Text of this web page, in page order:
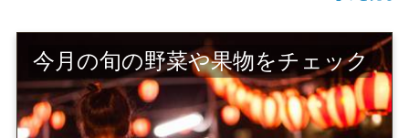
今月の旬の野菜や果物をチェック